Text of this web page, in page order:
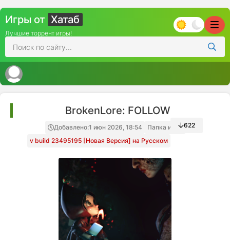
Игры от Хатаб
Лучшие торрент игры!
BrokenLore: FOLLOW
Добавлено:1 июн 2026, 18:54
Папка игры
v build 23495195 [Новая Версия] на Русском
622